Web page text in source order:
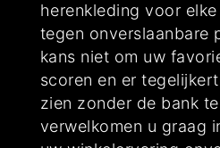
herenkleding voor
tegen onverslaanbare
kans niet om uw
scoren en er
zien zonder de bank
verwelkomen u graag